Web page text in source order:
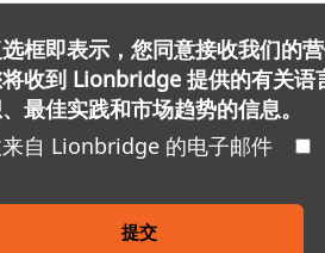
框即表示，您同意接收我们的
收到 Lionbridge 提供的有关语
最佳实践和市场趋势的信息。
自 Lionbridge 的电子邮件
提交